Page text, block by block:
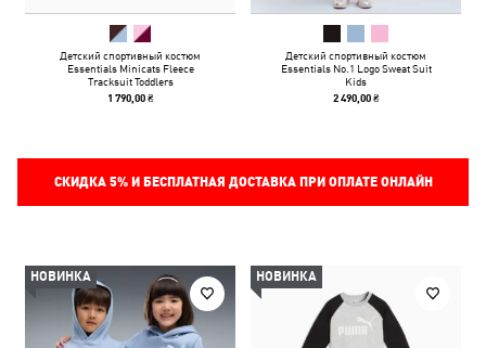
Детский спортивный костюм
Essentials Minicats Fleece
Tracksuit Toddlers
1 790,00 ₴
Детский спортивный костюм
Essentials No.1 Logo Sweat Suit
Kids
2 490,00 ₴
СКИДКА 5%И БЕСПЛАТНАЯ ДОСТАВКА ПРИ ОПЛАТЕ ОНЛАЙН
НОВИНКА НОВИНКА